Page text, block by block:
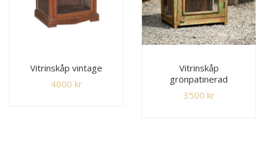
Vitrinskåp vintage
4000 kr
Vitrinskåp
grönpatinerad
3500 kr